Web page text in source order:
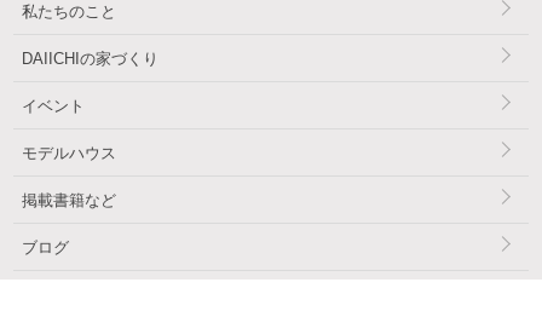
私たちのこと
DAIICHIの家づくり
イベント
モデルハウス
掲載書籍など
ブログ